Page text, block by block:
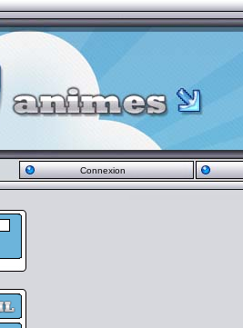
Connexion